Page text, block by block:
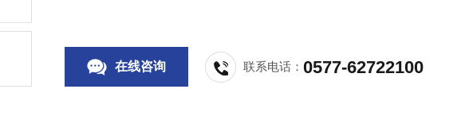
在线咨询 联系电话：0577-62722100